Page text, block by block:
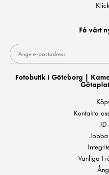
Få vårt
Fotobutik i Göteborg |
Kontakta
Jobba
Vanliga